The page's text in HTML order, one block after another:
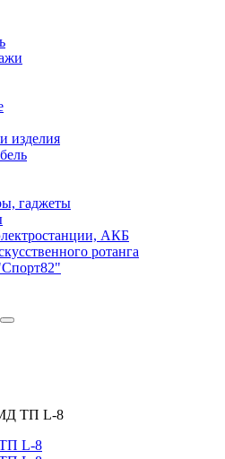
изделия
гаджеты
АКБ
ротанга
ТП L-8